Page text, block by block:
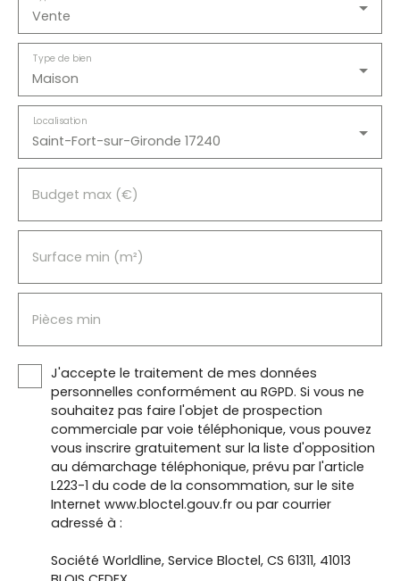
Vente
Maison
Type de bien
Saint-Fort-sur-Gironde 17240
Localisation
Budget max (€)
Surface min (m²)
Pièces min
J'accepte le traitement de mes données
personnelles conformément au RGPD. Si vous ne
souhaitez pas faire l'objet de prospection
commerciale par voie téléphonique, vous pouvez
vous inscrire gratuitement sur la liste d'opposition
au démarchage téléphonique, prévu par l'article
L223-1 du code de la consommation, sur le site
Internet www.bloctel.gouv.fr ou par courrier
adressé à :
Société Worldline, Service Bloctel, CS 61311, 41013